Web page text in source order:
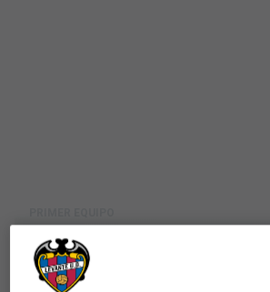
Víctor García: "Es un
paso en mi carrera,